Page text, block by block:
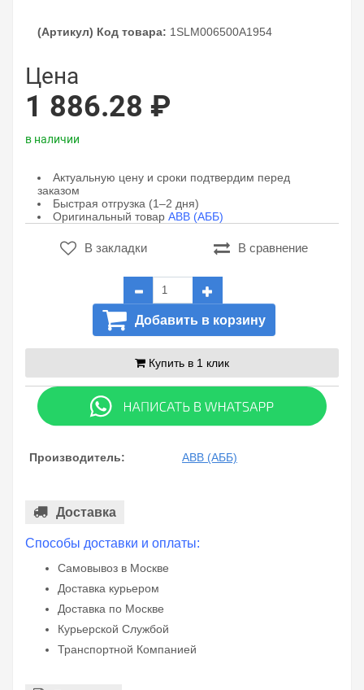
(Артикул) Код товара: 1SLM006500A1954
Цена
1 886.28 ₽
в наличии
Актуальную цену и сроки подтвердим перед
заказом
Быстрая отгрузка (1–2 дня)
Оригинальный товар ABB (АББ)
В закладки В сравнение
Добавить в корзину
Купить в 1 клик
Производитель: ABB (АББ)
Доставка
Способы доставки и оплаты:
Самовывоз в Москве
Доставка курьером
Доставка по Москве
Курьерской Службой
Транспортной Компанией